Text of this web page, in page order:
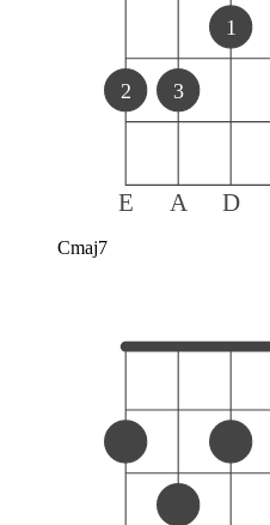
E A D
2 3
1
Cmaj7